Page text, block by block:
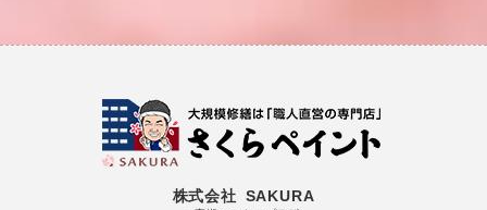
株式会社 SAKURA